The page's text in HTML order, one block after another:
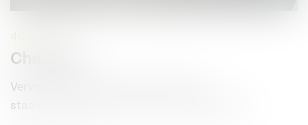
40 uur
Chauffeur
Vervoer jij binnenkort lange en brede
staalconstructies van en naar onze klanten?